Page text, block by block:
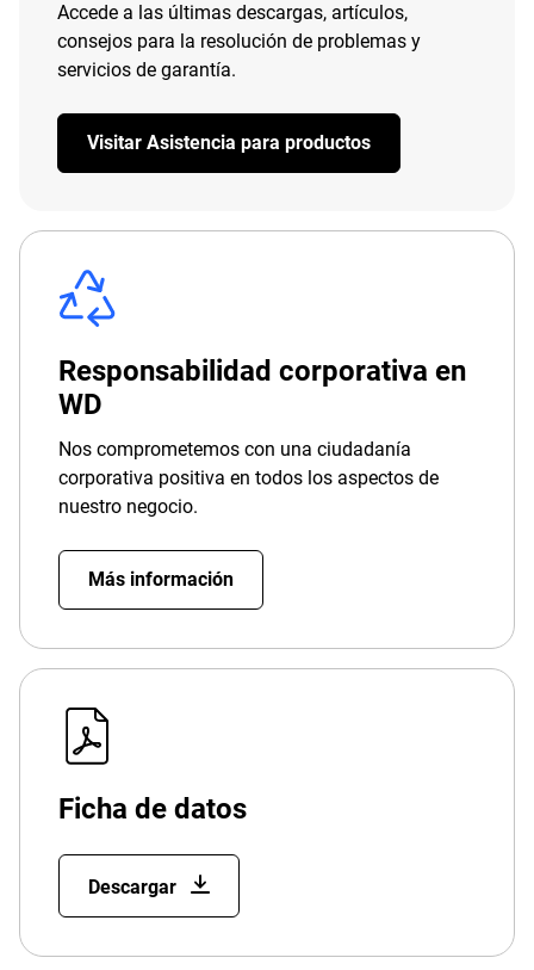
Accede a las últimas descargas, artículos,
consejos para la resolución de problemas y
servicios de garantía.
Visitar Asistencia para productos
Responsabilidad corporativa en
WD
Nos comprometemos con una ciudadanía
corporativa positiva en todos los aspectos de
nuestro negocio.
Más información
Ficha de datos
Descargar